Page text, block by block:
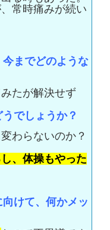
常時痛みが続い
までどのような
たが解決せず
でしょうか？
わらないのか？
、体操もやった
けて、何かメッ